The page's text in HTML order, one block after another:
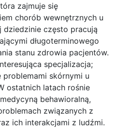
zajmuje się
chorób wewnętrznych u
dziedzinie często pracują
długoterminowego
stanu zdrowia pacjentów.
specjalizacja;
skórnymi u
ostatnich latach rośnie
behawioralną,
związanych z
ich interakcjami z ludźmi.